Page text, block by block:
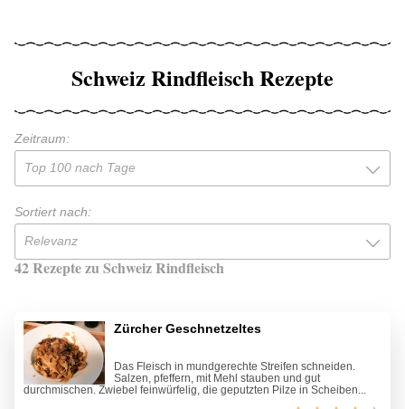
Schweiz Rindfleisch Rezepte
Zeitraum:
Top 100 nach Tage
Sortiert nach:
Relevanz
42 Rezepte zu Schweiz Rindfleisch
Zürcher Geschnetzeltes
Das Fleisch in mundgerechte Streifen schneiden.
Salzen, pfeffern, mit Mehl stauben und gut
durchmischen. Zwiebel feinwürfelig, die geputzten Pilze in Scheiben...